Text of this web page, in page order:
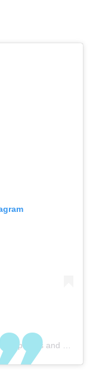
photos and videos